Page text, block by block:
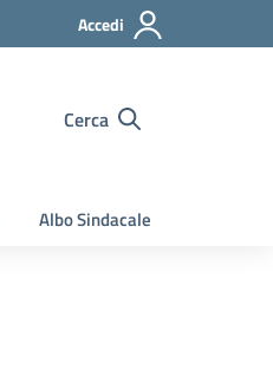
Accedi
Cerca
Albo Sindacale